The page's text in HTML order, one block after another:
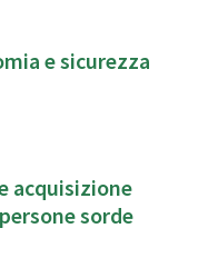
e sicurezza
acquisizione
sorde